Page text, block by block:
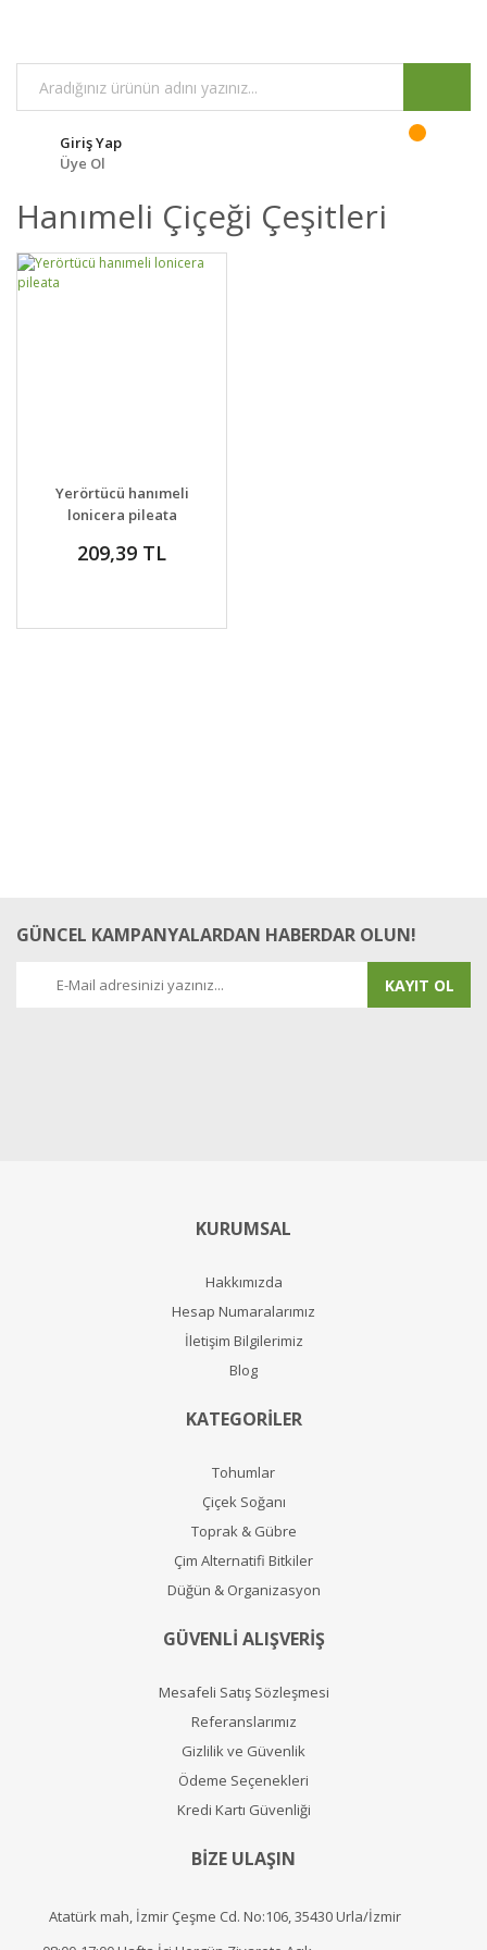
Giriş Yap
Üye Ol
Hanımeli Çiçeği Çeşitleri
DETAYLAR
VER
Yerörtücü hanımeli
lonicera pileata
209,39 TL
GÜNCEL KAMPANYALARDAN HABERDAR OLUN!
KAYIT OL
KURUMSAL
Hakkımızda
Hesap Numaralarımız
İletişim Bilgilerimiz
Blog
KATEGORİLER
Tohumlar
Çiçek Soğanı
Toprak & Gübre
Çim Alternatifi Bitkiler
Düğün & Organizasyon
GÜVENLİ ALIŞVERİŞ
Mesafeli Satış Sözleşmesi
Referanslarımız
Gizlilik ve Güvenlik
Ödeme Seçenekleri
Kredi Kartı Güvenliği
BİZE ULAŞIN
Atatürk mah, İzmir Çeşme Cd. No:106, 35430 Urla/İzmir